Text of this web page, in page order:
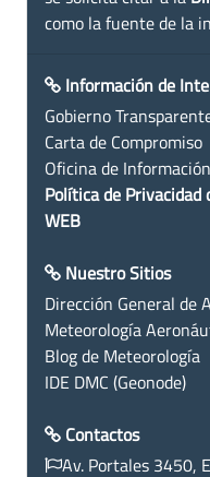
como la fuente de la
Información de
Gobierno
Carta de Compromiso
Oficina de
Política de Privacidad
WEB
Nuestro Sitios
Dirección General de
Meteorología
Blog de Meteorología
IDE DMC (Geonode)
Contactos
Av. Portales 3450,